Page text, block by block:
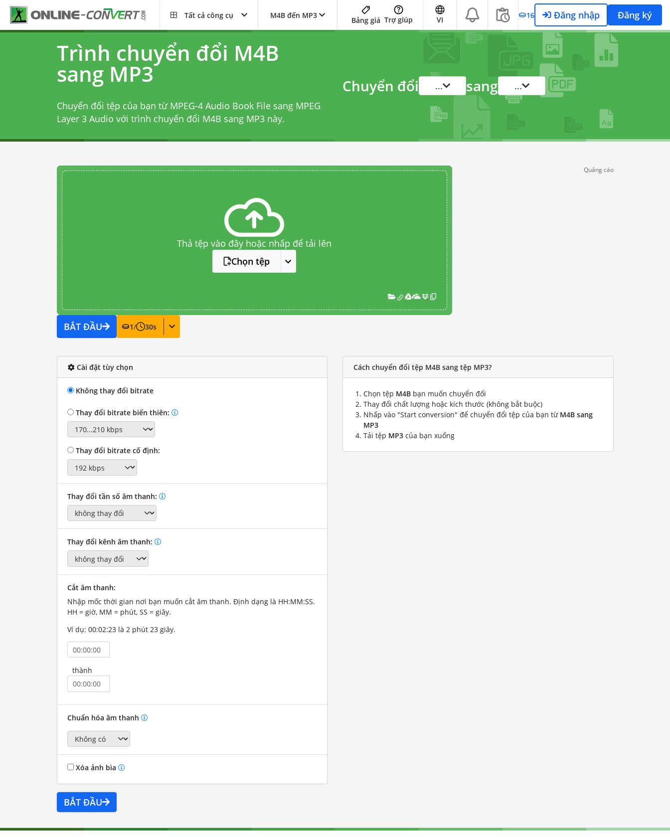
Tất cả công cụ M4B đến MP3
Bảng giá Trợ giúp VI 16 Đăng nhập Đăng ký
Trình chuyển đổi M4B
sang MP3
Chuyển đổi tệp của bạn từ MPEG-4 Audio Book File sang MPEG
Layer 3 Audio với trình chuyển đổi M4B sang MP3này.
Chuyển đổi ... sang ...
Thả tệp vào đây hoặc nhấp để tải lên
Chọn tệp
BẮT ĐẦU 1/ 30s
Quảng cáo
Cài đặt tùy chọn
Không thay đổi bitrate
Thay đổi bitrate biến thiên:
Thay đổi bitrate cố định:
Thay đổi tần số âm thanh:
Thay đổi kênh âm thanh:
Cắt âm thanh:
Nhập mốc thời gian nơi bạn muốn cắt âm thanh. Định dạng là HH:MM:SS.
HH = giờ, MM = phút, SS = giây.
Ví dụ: 00:02:23 là 2 phút 23 giây.
thành
Chuẩn hóa âm thanh
Xóa ảnh bìa
BẮT ĐẦU
Cách chuyển đổi tệp M4B sang tệp MP3?
Chọn tệp M4B bạn muốn chuyển đổi
Thay đổi chất lượng hoặc kích thước (không bắt buộc)
Nhấp vào "Start conversion" để chuyển đổi tệp của bạn từ M4B sang
MP3
Tải tệp MP3 của bạn xuống